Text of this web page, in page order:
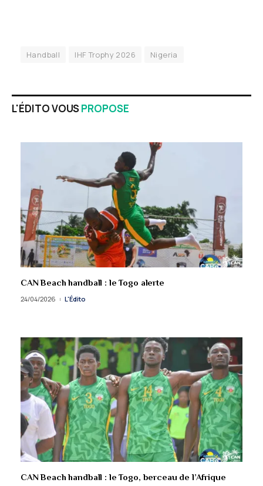
Handball IHF Trophy 2026 Nigeria
L'ÉDITO VOUSPROPOSE
CAN Beach handball : le Togo alerte
24/04/2026 L'Édito
CAN Beach handball : le Togo, berceau de l’Afrique